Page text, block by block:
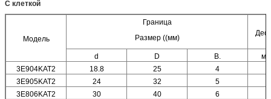
С клеткой
Модель
Граница
Размер ((мм)
d D В.
3E904KAT2
18.8 25
4
3E905KAT2
24 32
5
3E806KAT2
30 40
6